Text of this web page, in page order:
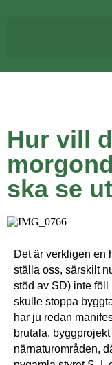
Hur vill
ska se
Det är verkligen en
ställa oss, särskilt
stöd av SD) inte föll
skulle stoppa
har ju redan
brutala,
närnaturområden,